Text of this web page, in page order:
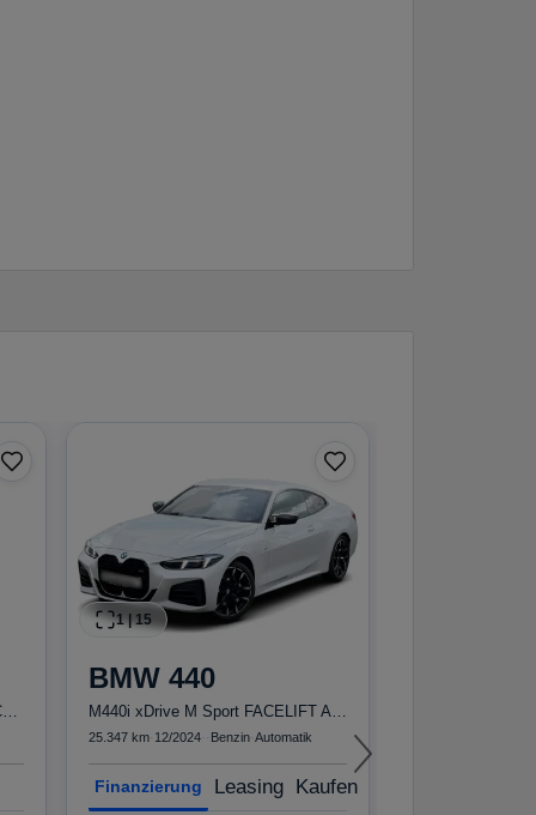
Kasten 350 L4 Trend/StandHZ/ACC/RFK
1|15
BMW 440
M440i xDrive M Sport FACELIFT ACC h&k St.Hzg
25.347 km 12/2024 Benzin Automatik
Finanzierung Leasing Kaufen